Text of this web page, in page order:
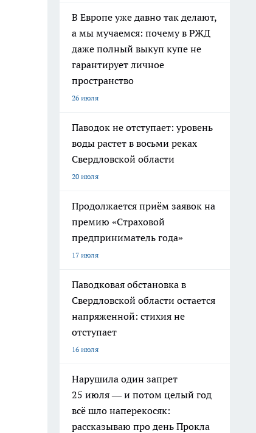
В Европе уже давно так делают,
а мы мучаемся: почему в РЖД
даже полный выкуп купе не
гарантирует личное
пространство
26 июля
Паводок не отступает: уровень
воды растет в восьми реках
Свердловской области
20 июля
Продолжается приём заявок на
премию «Страховой
предприниматель года»
17 июля
Паводковая обстановка в
Свердловской области остается
напряженной: стихия не
отступает
16 июля
Нарушила один запрет
25 июля — и потом целый год
всё шло наперекосяк:
рассказываю про день Прокла